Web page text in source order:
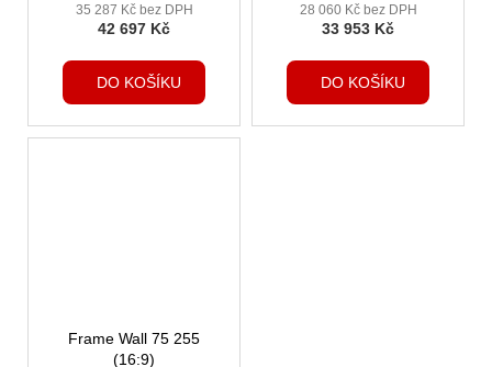
35 287 Kč bez DPH
42 697 Kč
DO KOŠÍKU
28 060 Kč bez DPH
33 953 Kč
DO KOŠÍKU
Frame Wall 75 255
(16:9)